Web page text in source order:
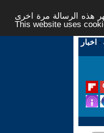
هذه الرسالة مرة اخرى -
This website uses
- اخبار